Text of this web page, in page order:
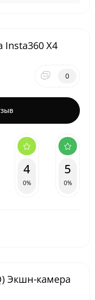
X4
0
4
0%
5
0%
Экшн-камера